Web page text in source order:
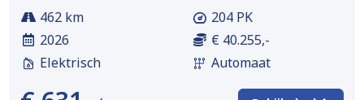
462 km
2026
Elektrisch
204 PK
€ 40.255,-
Automaat